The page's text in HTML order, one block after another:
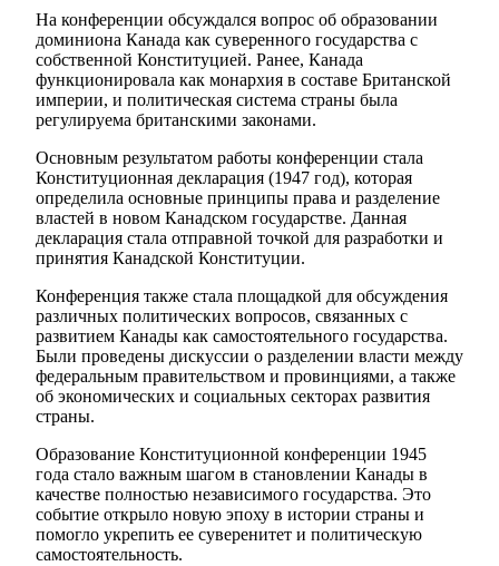
На конференции обсуждался вопрос об образовании
доминиона Канада как суверенного государства с
собственной Конституцией. Ранее, Канада
функционировала как монархия в составе Британской
империи, и политическая система страны была
регулируема британскими законами.
Основным результатом работы конференции стала
Конституционная декларация (1947 год), которая
определила основные принципы права и разделение
властей в новом Канадском государстве. Данная
декларация стала отправной точкой для разработки и
принятия Канадской Конституции.
Конференция также стала площадкой для обсуждения
различных политических вопросов, связанных с
развитием Канады как самостоятельного государства.
Были проведены дискуссии о разделении власти между
федеральным правительством и провинциями, а также
об экономических и социальных секторах развития
страны.
Образование Конституционной конференции 1945
года стало важным шагом в становлении Канады в
качестве полностью независимого государства. Это
событие открыло новую эпоху в истории страны и
помогло укрепить ее суверенитет и политическую
самостоятельность.